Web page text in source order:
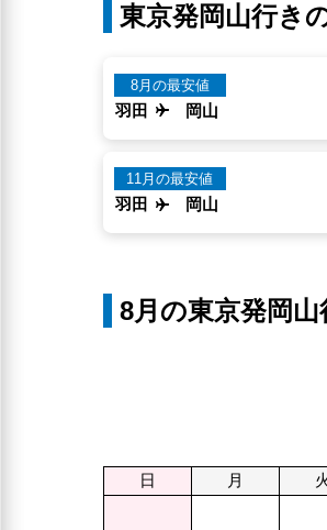
東京発岡山行き
8月の最安値
羽田 岡山
11月の最安値
羽田 岡山
8月の東京発岡
日 月